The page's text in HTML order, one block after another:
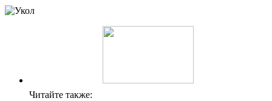
Читайте также: